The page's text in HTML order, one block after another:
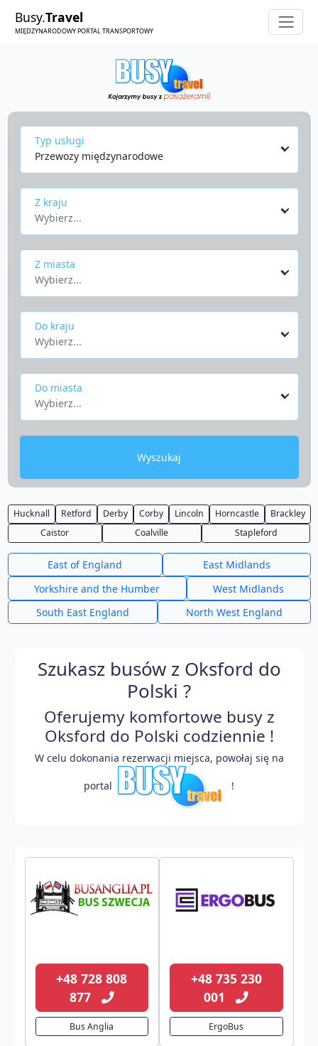
Busy.Travel
MIĘDZYNARODOWY PORTAL TRANSPORTOWY
Typ usługi
Przewozy międzynarodowe
Z kraju
Wybierz...
Z miasta
Wybierz...
Do kraju
Wybierz...
Do miasta
Wybierz...
Wyszukaj
Hucknall Retford Derby Corby Lincoln Horncastle
Brackley
Caistor
Coalville Stapleford
East of England
East Midlands
Yorkshire and the Humber
West Midlands
South East England
North West England
Szukasz busów z Oksford do
Polski ?
Oferujemy komfortowe busy z
Oksford do Polski codziennie !
W celu dokonania rezerwacji miejsca, powołaj się na
portal !
+48 728 808
877
Bus Anglia
+48 735 230
001
ErgoBus